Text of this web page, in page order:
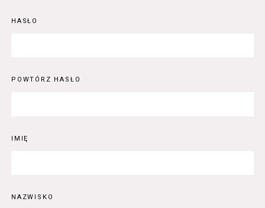
HASŁO
POWTÓRZ HASŁO
IMIĘ
NAZWISKO